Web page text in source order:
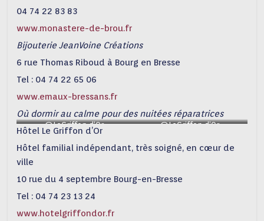
04 74 22 83 83
www.monastere-de-brou.fr
Bijouterie JeanVoine Créations
6 rue Thomas Riboud à Bourg en Bresse
Tel : 04 74 22 65 06
www.emaux-bressans.fr
Où dormir au calme pour des nuitées réparatrices
@LeGriffon d’Or @LeGriffon d’Or
Hôtel Le Griffon d’Or
Hôtel familial indépendant, très soigné, en cœur de
ville
10 rue du 4 septembre Bourg-en-Bresse
Tel : 04 74 23 13 24
www.hotelgriffondor.fr